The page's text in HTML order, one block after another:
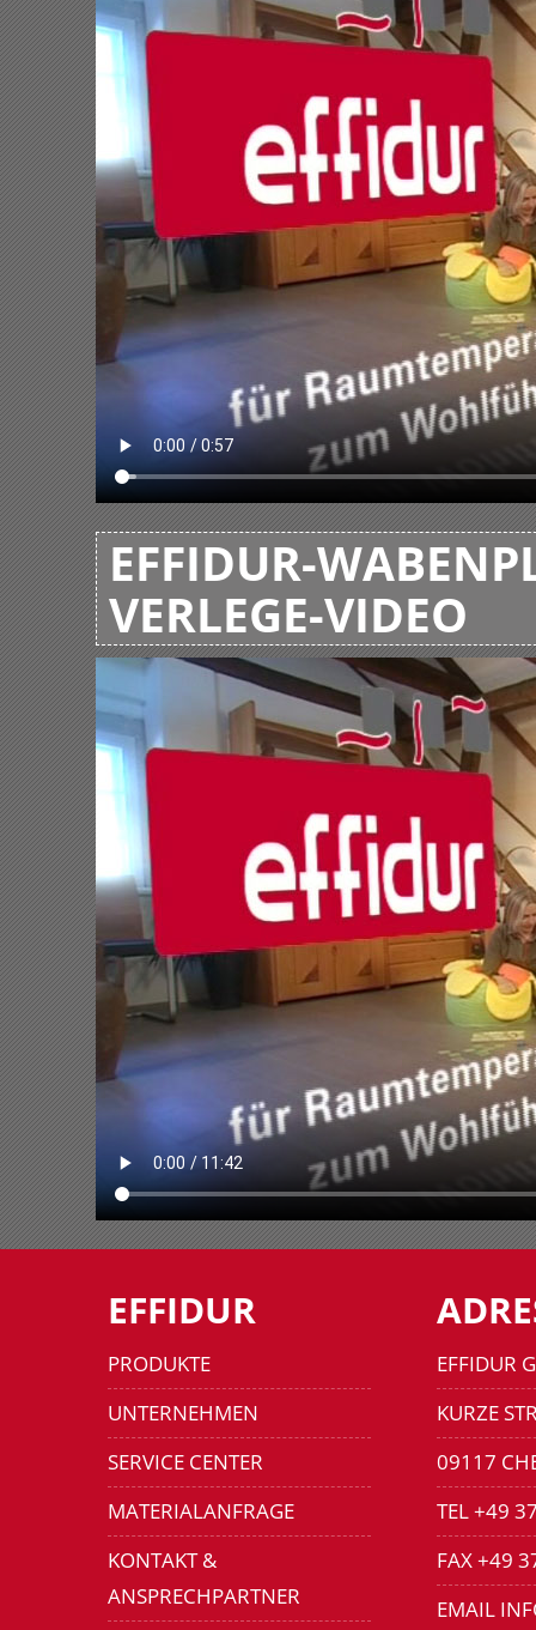
EFFIDUR-
VERLEGE-VIDEO
EFFIDUR
PRODUKTE
UNTERNEHMEN
SERVICE CENTER
MATERIALANFRAGE
KONTAKT &
ANSPRECHPARTNER
EFFIDUR
KURZE
09117
TEL +49
FAX +49
EMAIL